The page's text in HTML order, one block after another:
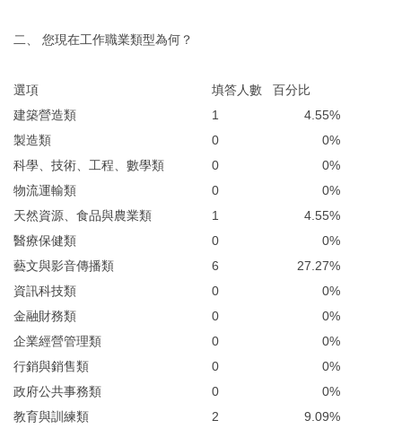
二、 您現在工作職業類型為何？
選項 填答人數
百分比
建築營造類
1
4.55%
製造類
0
0%
科學、技術、工程、數學類
0
0%
物流運輸類
0
0%
天然資源、食品與農業類
1
4.55%
醫療保健類
0
0%
藝文與影音傳播類
6
27.27%
資訊科技類
0
0%
金融財務類
0
0%
企業經營管理類
0
0%
行銷與銷售類
0
0%
政府公共事務類
0
0%
教育與訓練類
2
9.09%